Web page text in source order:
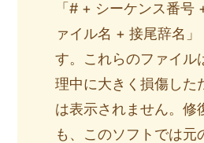
「# + シーケンス番号
ァイル名 + 接尾辞名
す。これらのファイル
理中に大きく損傷した
は表示されません。修
も、このソフトでは元